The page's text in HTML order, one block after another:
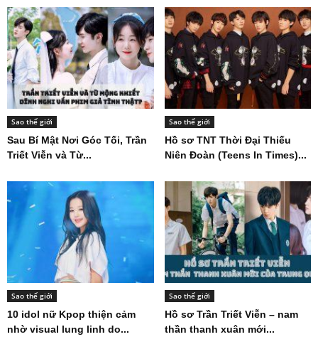
Cuộc sống hiện tại của
Changsub BTOB sau khi rời
Cube...
ARMY vô cùng tức giận trước
phản ứng của HYBE với...
Bài nhiều bình luận
Sao thế giới
Sau Bí Mật Nơi Góc Tối, Trần
Triết Viễn và Từ...
Sao thế giới
Hồ sơ TNT Thời Đại Thiếu
Niên Đoàn (Teens In Times)...